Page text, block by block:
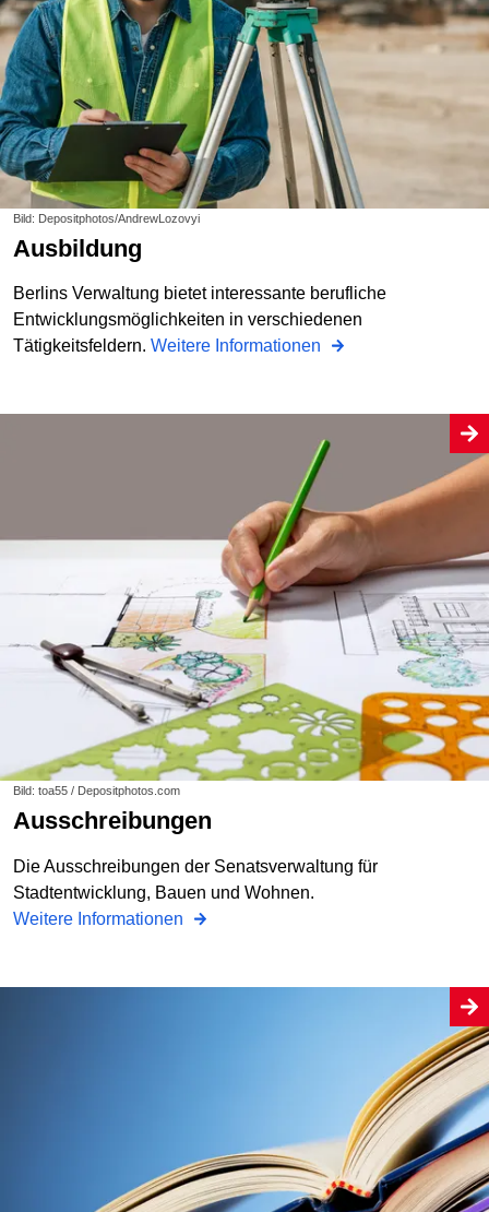
Bild: Depositphotos/AndrewLozovyi
Ausbildung
Berlins Verwaltung bietet interessante berufliche
Entwicklungsmöglichkeiten in verschiedenen
Tätigkeitsfeldern. Weitere Informationen
Bild: toa55 / Depositphotos.com
Ausschreibungen
Die Ausschreibungen der Senatsverwaltung für
Stadtentwicklung, Bauen und Wohnen.
Weitere Informationen